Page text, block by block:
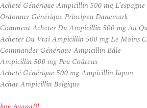
Acheté Générique Ampicillin 500 mg L’espagne
Ordonner Générique Principen Danemark
Comment Acheter Du Ampicillin 500 mg Au
Acheter Du Vrai Ampicillin 500 mg Le Moins
Commander Générique Ampicillin Bâle
Ampicillin 500 mg Peu Coûteux
Acheté Générique 500 mg Ampicillin Japon
Achat Ampicillin Belgique